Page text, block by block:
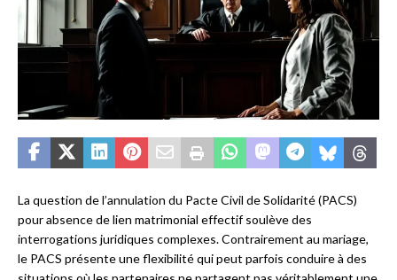
La question de l’annulation du Pacte Civil de Solidarité (PACS)
pour absence de lien matrimonial effectif soulève des
interrogations juridiques complexes. Contrairement au mariage,
le PACS présente une flexibilité qui peut parfois conduire à des